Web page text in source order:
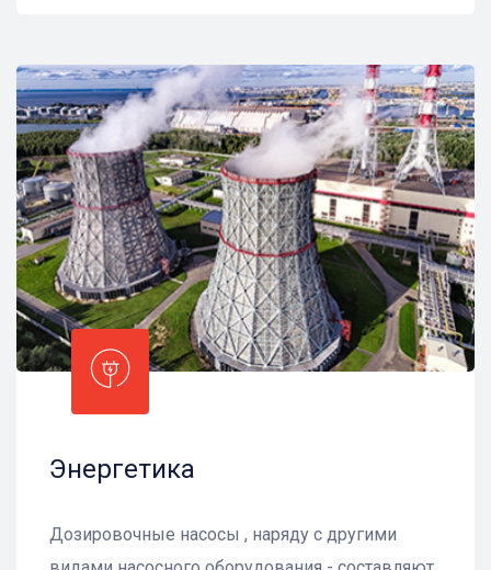
Энергетика
Дозировочные насосы , наряду с другими